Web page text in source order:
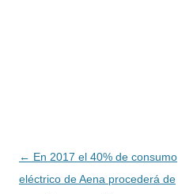
Navegación
de
← En 2017 el 40% de consumo
eléctrico de Aena procederá de